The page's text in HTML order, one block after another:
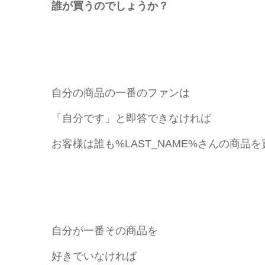
誰が買うのでしょうか？
自分の商品の一番のファンは
「自分です」と即答できなければ
お客様は誰も%LAST_NAME%さんの商品を
自分が一番その商品を
好きでいなければ